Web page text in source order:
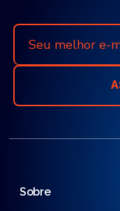
Sobre